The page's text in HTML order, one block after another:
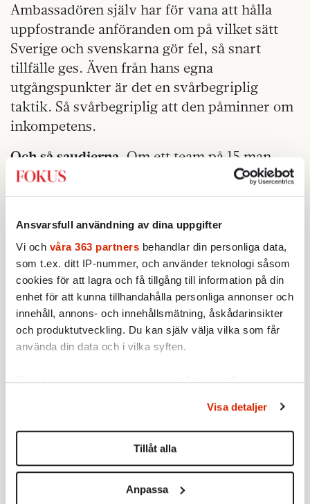
Ansvarsfull användning av dina uppgifter
Vi och våra 363 partners behandlar din personliga data,
som t.ex. ditt IP-nummer, och använder teknologi såsom
cookies för att lagra och få tillgång till information på din
enhet för att kunna tillhandahålla personliga annonser och
innehåll, annons- och innehållsmätning, åskådarinsikter
och produktutveckling. Du kan själv välja vilka som får
använda din data och i vilka syften.
Ta reda på mer om hur dina personliga uppgifter
Du kan ändra eller dra tillbaka ditt samtycke när som
helst från cookie-förklaringen.
Vi använder enhetsidentifierare för att anpassa innehållet
för sociala medier och analysera vår trafik. Vi
Visa detaljer
Tillåt alla
Anpassa
Ambassadören själv har för vana att hålla
uppfostrande anföranden om på vilket sätt
Sverige och svenskarna gör fel, så snart
tillfälle ges. Även från hans egna
utgångspunkter är det en svårbegriplig
taktik. Så svårbegriplig att den påminner om
inkompetens.
Och så saudierna. Om ett team på 15 man
verkligen har mördat och styckat journalisten
Jamal Khashoggi på Saudiarabiens konsulat i
källan turkisk polis – måste man fråga: Hur
dumma i huvudet får diktaturens kreatur bli?
Vill de statuera exempel är det obegripligt
varför de mördar i skymundan, snarare än
genom de vanliga offentliga
halshuggningarna. Och om de vill göra det
det på sitt eget konsulat. Och 15 personer?
Hur många saudier behövs egentligen för att
Från mordförsöket på Skripal via Kinas
kidnappningar och det misstänkta mordet på
Khashoggi har vi att göra med riktigt